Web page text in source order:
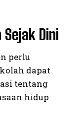
Dini
perlu
dapat
tentang
hidup